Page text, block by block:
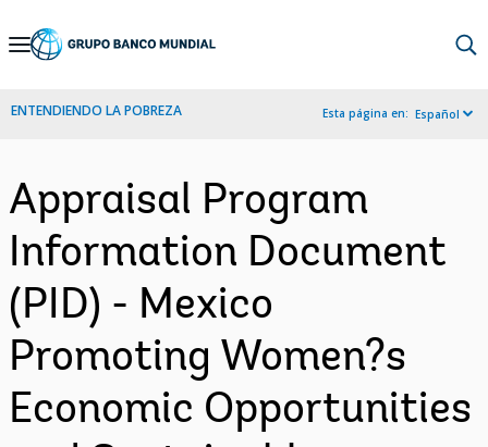
Skip
Navigation
ENTENDIENDO LA POBREZA Esta página en: Español
Appraisal Program
Information Document
(PID) - Mexico
Promoting Women?s
Economic Opportunities